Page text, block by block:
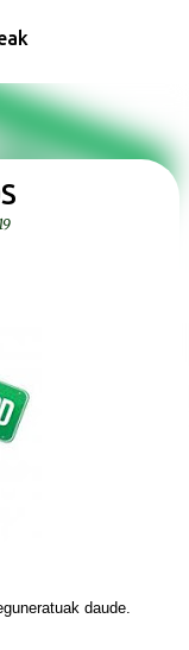
nagusira
daude.